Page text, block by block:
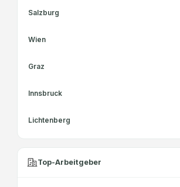
Salzburg
Wien
Graz
Innsbruck
Lichtenberg
Top-Arbeitgeber